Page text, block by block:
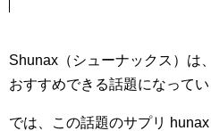
Shunax（シューナックス）は
おすすめできる話題になってい
では、この話題のサプリ